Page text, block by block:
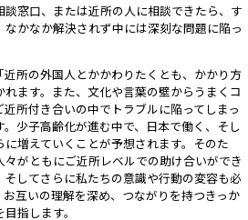
窓口、または近所の人に相談できたら、す
かなか解決されず中には深刻な問題に陥っ
所の外国人とかかわりたくとも、かかり方
ます。また、文化や言葉の壁からうまくコ
所付き合いの中でトラブルに陥ってしまっ
少子高齢化が進む中で、日本で働く、そし
増えていくことが予想されます。そのた
がともにご近所レベルでの助け合いができ
してさらに私たちの意識や行動の変容も必
互いの理解を深め、つながりを持つきっか
指します。